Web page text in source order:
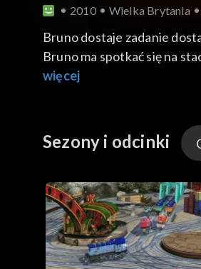
2010 Wielka Brytania
Bruno dostaje zadanie
Bruno ma spotkać się na
więcej
Sezony i odcinki